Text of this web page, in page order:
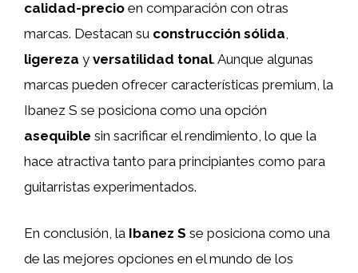
calidad-precio en comparación con otras
marcas. Destacan su construcción sólida,
ligereza y versatilidad tonal. Aunque algunas
marcas pueden ofrecer características premium, la
Ibanez S se posiciona como una opción
asequible sin sacrificar el rendimiento, lo que la
hace atractiva tanto para principiantes como para
guitarristas experimentados.
En conclusión, la Ibanez S se posiciona como una
de las mejores opciones en el mundo de los